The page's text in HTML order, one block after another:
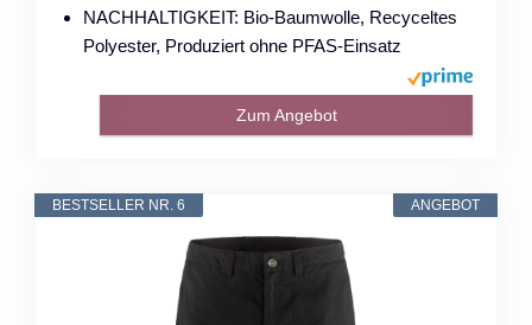
NACHHALTIGKEIT: Bio-Baumwolle, Recyceltes
Polyester, Produziert ohne PFAS-Einsatz
Zum Angebot
ANGEBOT
BESTSELLER NR. 6